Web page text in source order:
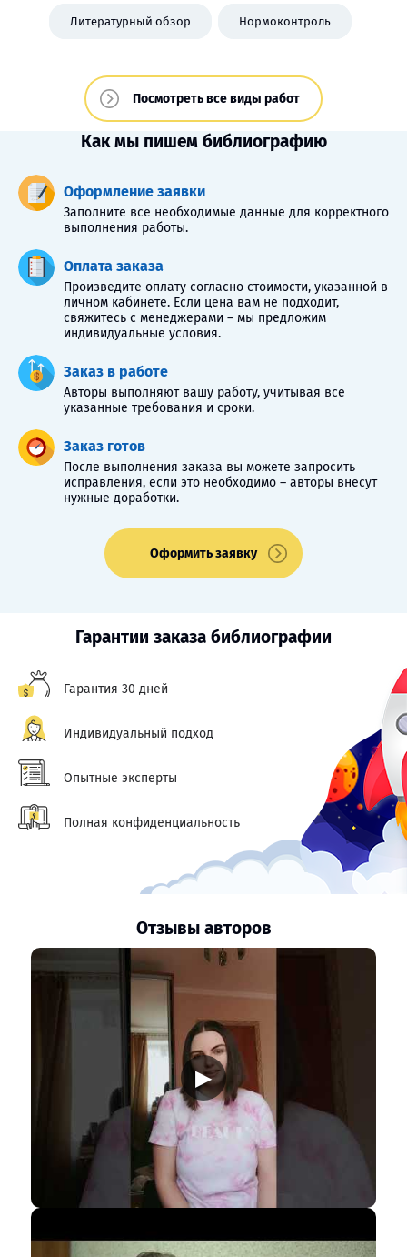
Литературный обзор Нормоконтроль
Посмотреть все виды работ
Как мы пишем библиографию
Оформление заявки
Заполните все необходимые данные для корректного
выполнения работы.
Оплата заказа
Произведите оплату согласно стоимости, указанной в
личном кабинете. Если цена вам не подходит,
свяжитесь с менеджерами – мы предложим
индивидуальные условия.
Заказ в работе
Авторы выполняют вашу работу, учитывая все
указанные требования и сроки.
Заказ готов
После выполнения заказа вы можете запросить
исправления, если это необходимо – авторы внесут
нужные доработки.
Оформить заявку
Гарантии заказа библиографии
Гарантия 30 дней
Индивидуальный подход
Опытные эксперты
Полная конфиденциальность
Отзывы авторов
▶